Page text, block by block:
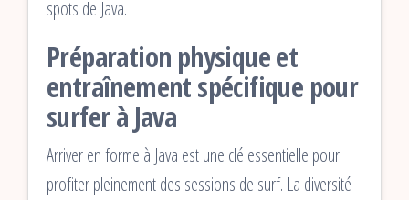
spots de Java.
Préparation physique et
entraînement spécifique pour
surfer à Java
Arriver en forme à Java est une clé essentielle pour
profiter pleinement des sessions de surf. La diversité